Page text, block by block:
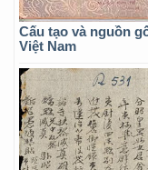
Cấu tạo và nguồn
Việt Nam